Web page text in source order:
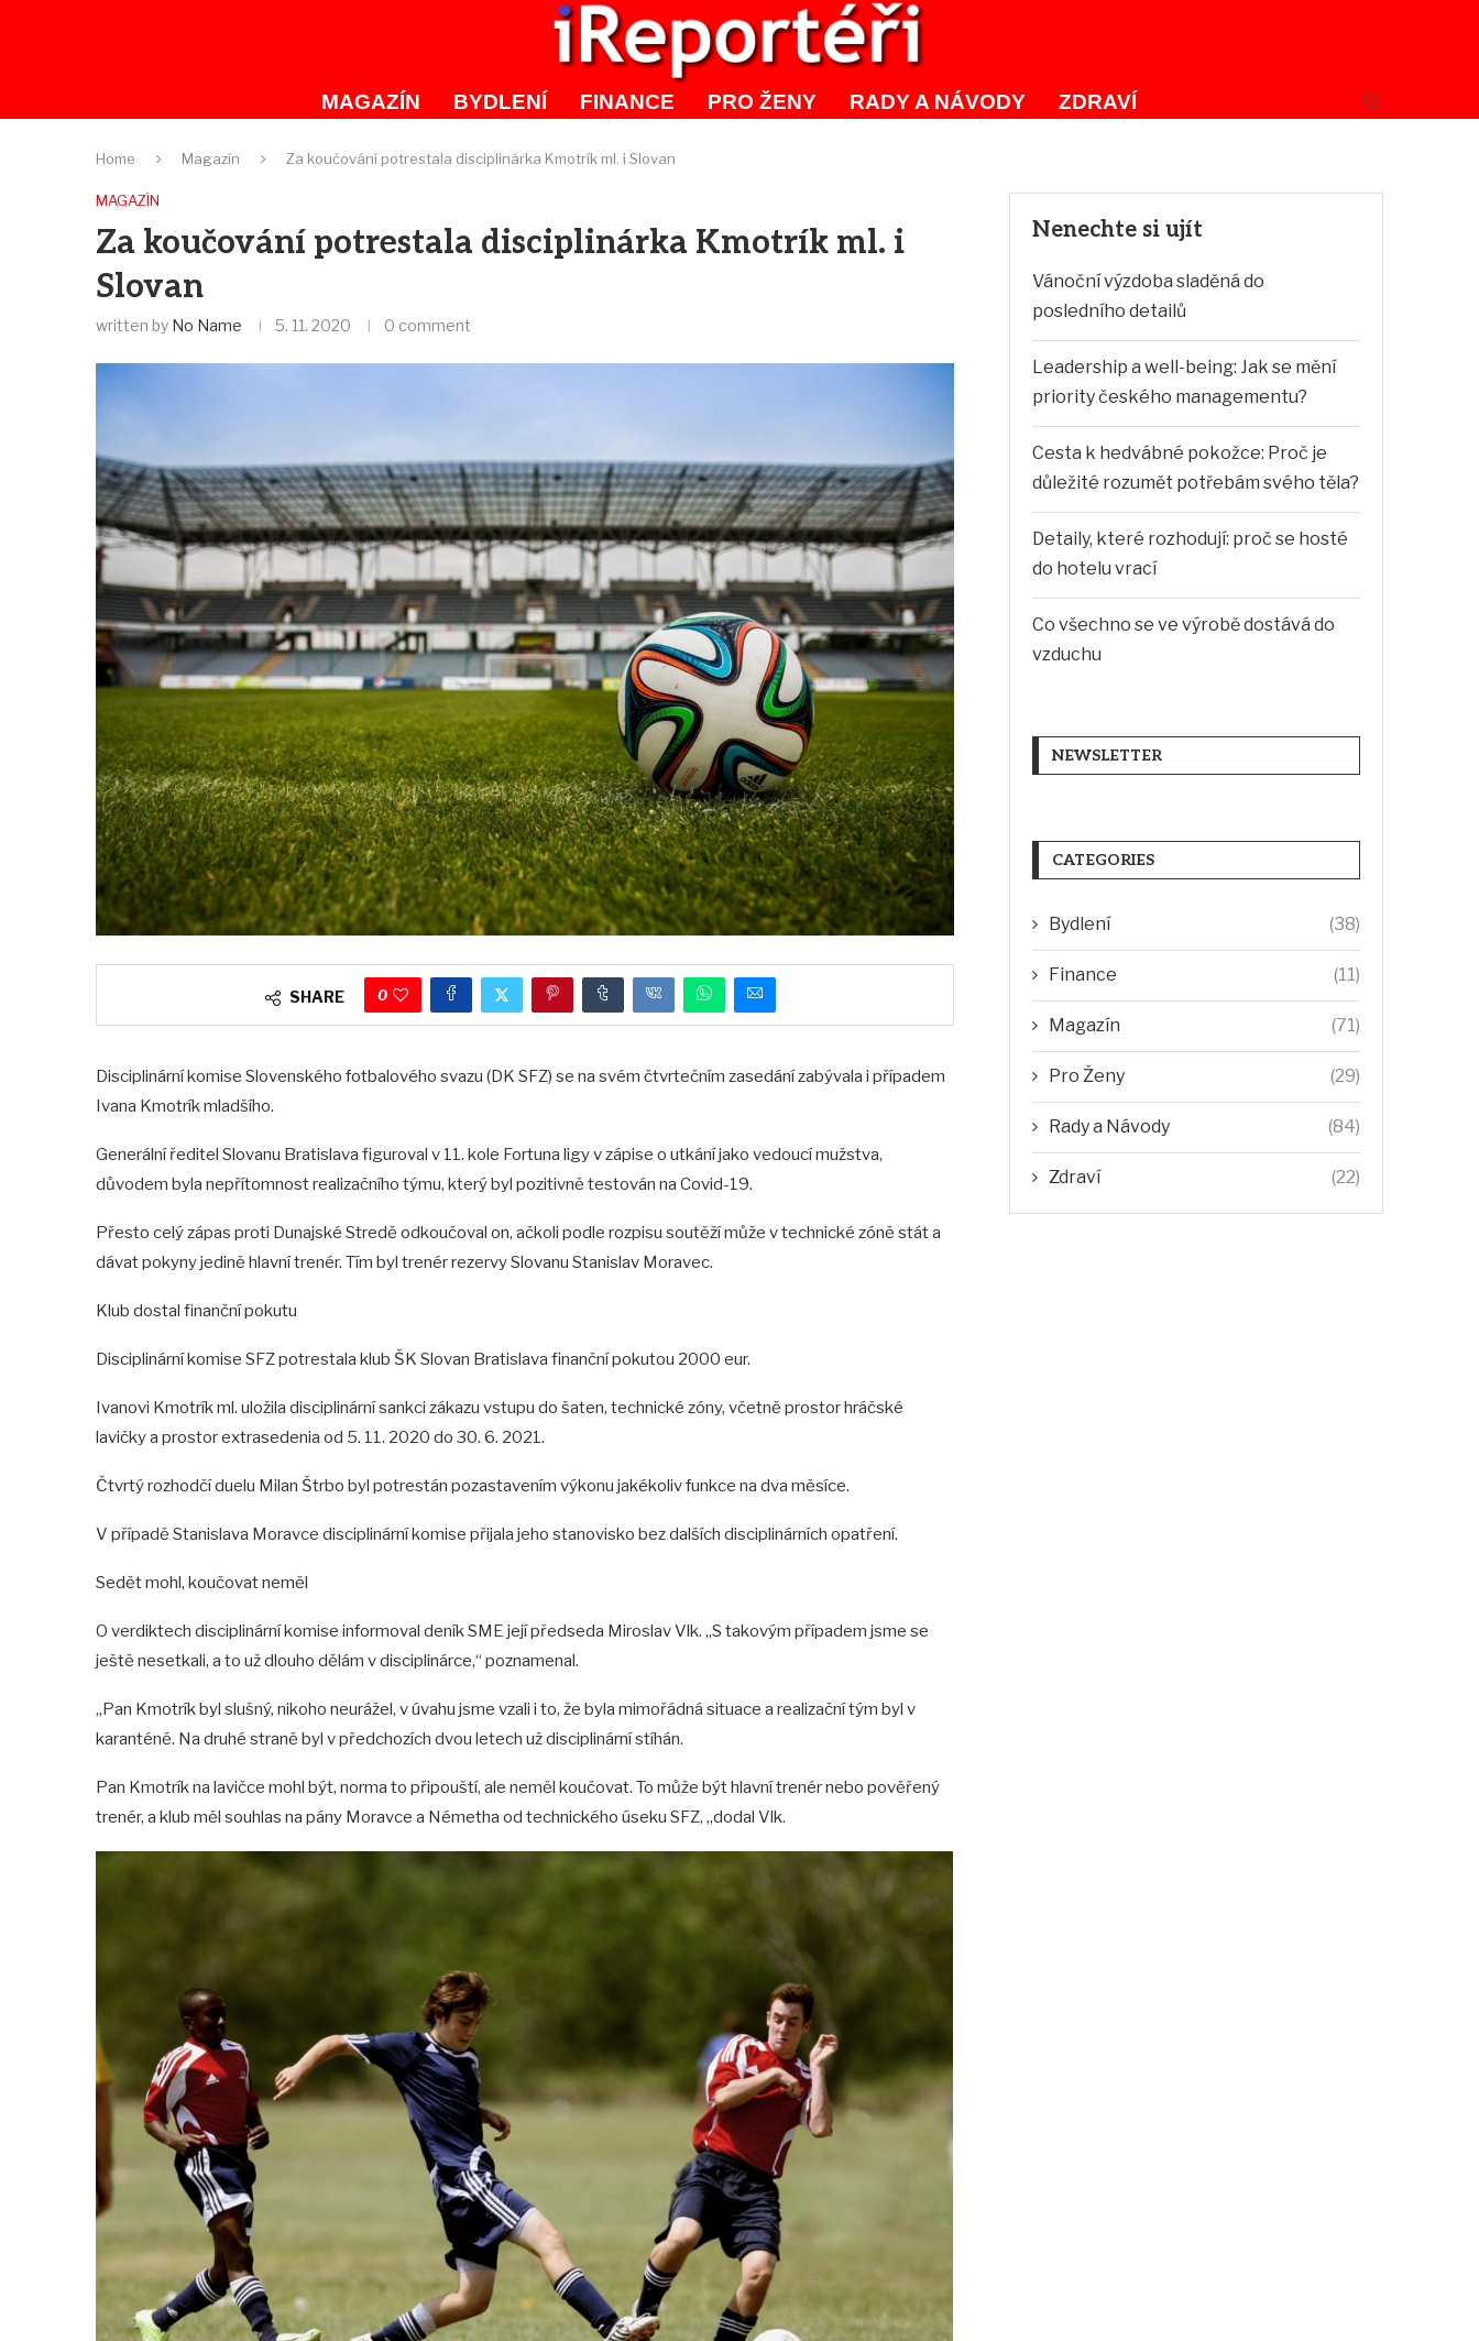
MAGAZÍN BYDLENÍ FINANCE PRO ŽENY RADY A NÁVODY ZDRAVÍ
Home Magazín Za koučování potrestala disciplinárka Kmotrík ml. i Slovan
MAGAZÍN
Za koučování potrestala disciplinárka Kmotrík ml. i
Slovan
written by No Name 5. 11. 2020 0 comment
SHARE 0
Disciplinární komise Slovenského fotbalového svazu (DK SFZ) se na svém čtvrtečním zasedání zabývala i případem
Ivana Kmotrík mladšího.
Generální ředitel Slovanu Bratislava figuroval v 11. kole Fortuna ligy v zápise o utkání jako vedoucí mužstva,
důvodem byla nepřítomnost realizačního týmu, který byl pozitivně testován na Covid-19.
Přesto celý zápas proti Dunajské Stredě odkoučoval on, ačkoli podle rozpisu soutěží může v technické zóně stát a
dávat pokyny jedině hlavní trenér. Tím byl trenér rezervy Slovanu Stanislav Moravec.
Klub dostal finanční pokutu
Disciplinární komise SFZ potrestala klub ŠK Slovan Bratislava finanční pokutou 2000 eur.
Ivanovi Kmotrík ml. uložila disciplinární sankci zákazu vstupu do šaten, technické zóny, včetně prostor hráčské
lavičky a prostor extrasedenia od 5. 11. 2020 do 30. 6. 2021.
Čtvrtý rozhodčí duelu Milan Štrbo byl potrestán pozastavením výkonu jakékoliv funkce na dva měsíce.
V případě Stanislava Moravce disciplinární komise přijala jeho stanovisko bez dalších disciplinárních opatření.
Sedět mohl, koučovat neměl
O verdiktech disciplinární komise informoval deník SME její předseda Miroslav Vlk. „S takovým případem jsme se
ještě nesetkali, a to už dlouho dělám v disciplinárce,“ poznamenal.
„Pan Kmotrík byl slušný, nikoho neurážel, v úvahu jsme vzali i to, že byla mimořádná situace a realizační tým byl v
karanténě. Na druhé straně byl v předchozích dvou letech už disciplinární stíhán.
Pan Kmotrík na lavičce mohl být, norma to připouští, ale neměl koučovat. To může být hlavní trenér nebo pověřený
trenér, a klub měl souhlas na pány Moravce a Németha od technického úseku SFZ, „dodal Vlk.
Nenechte si ujít
Vánoční výzdoba sladěná do
posledního detailů
Leadership a well-being: Jak se mění
priority českého managementu?
Cesta k hedvábné pokožce: Proč je
důležité rozumět potřebám svého těla?
Detaily, které rozhodují: proč se hosté
do hotelu vrací
Co všechno se ve výrobě dostává do
vzduchu
NEWSLETTER
CATEGORIES
Bydlení (38)
Finance (11)
Magazín (71)
Pro Ženy (29)
Rady a Návody (84)
Zdraví (22)